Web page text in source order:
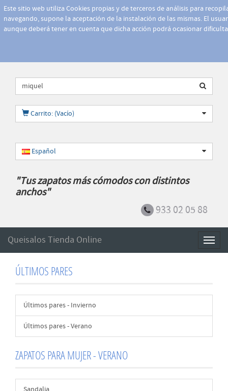
Este sitio web utiliza Cookies propias y de terceros de análisis para
navegando, supone la aceptación de la instalación de las mismas. El
aunque deberá tener en cuenta que dicha acción podrá ocasionar
Carrito: (Vacío)
Español
"Tus zapatos más cómodos con distintos
anchos"
933 02 05 88
Queisalos Tienda Online
ÚLTIMOS PARES
Últimos pares - Invierno
Últimos pares - Verano
ZAPATOS PARA MUJER - VERANO